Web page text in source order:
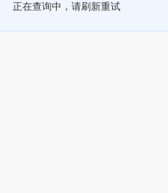
正在查询中，请刷新重试